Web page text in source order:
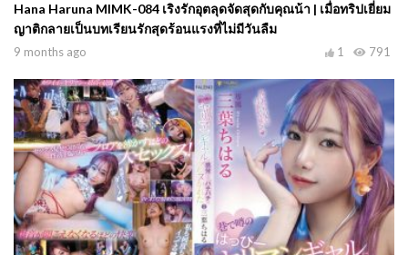
Hana Haruna MIMK-084 เริงรักอุตลุดจัดสุดกับคุณน้า | เมื่อทริปเยี่ยม
ญาติกลายเป็นบทเรียนรักสุดร้อนแรงที่ไม่มีวันลืม
9 months ago 791
1